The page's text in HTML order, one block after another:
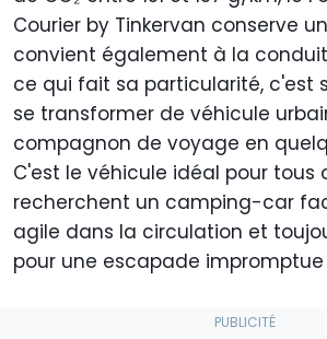
Courier by Tinkervan conserve
convient également à la
ce qui fait sa particularité, c'est
se transformer de véhicule
compagnon de voyage en
C'est le véhicule idéal pour tous
recherchent un camping-car
agile dans la circulation et
pour une escapade